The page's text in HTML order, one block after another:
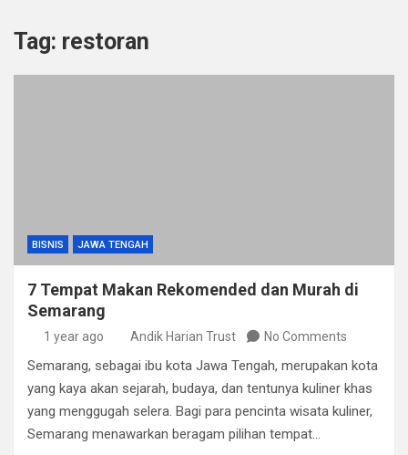
Tag: restoran
BISNIS JAWA TENGAH
7 Tempat Makan Rekomended dan Murah di
Semarang
1 year ago Andik Harian Trust No Comments
Semarang, sebagai ibu kota Jawa Tengah, merupakan kota
yang kaya akan sejarah, budaya, dan tentunya kuliner khas
yang menggugah selera. Bagi para pencinta wisata kuliner,
Semarang menawarkan beragam pilihan tempat…